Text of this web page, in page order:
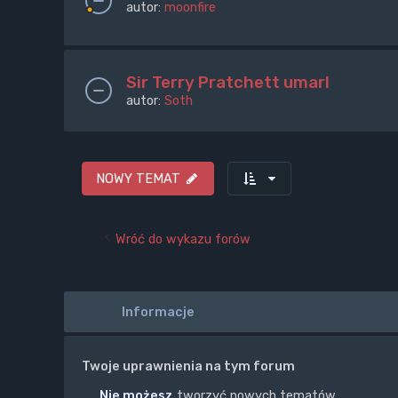
autor: moonfire
Sir Terry Pratchett umarl
autor: Soth
NOWY TEMAT
Wróć do wykazu forów
Informacje
Twoje uprawnienia na tym forum